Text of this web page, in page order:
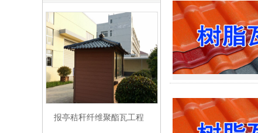
报亭秸秆纤维聚酯瓦工程